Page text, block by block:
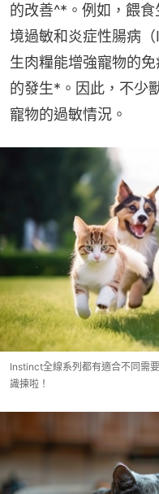
的改善^*。例如，餵
境過敏和炎症性腸病
生肉糧能增強寵物的
的發生*。因此，不少
寵物的過敏情況。
Instinct全線系列都有適合不同需
識揀啦！